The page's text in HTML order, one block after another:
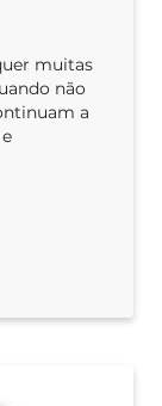
muitas
não
a